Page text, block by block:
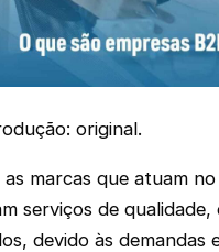
original.
as marcas que atuam
serviços de
devido às demandas